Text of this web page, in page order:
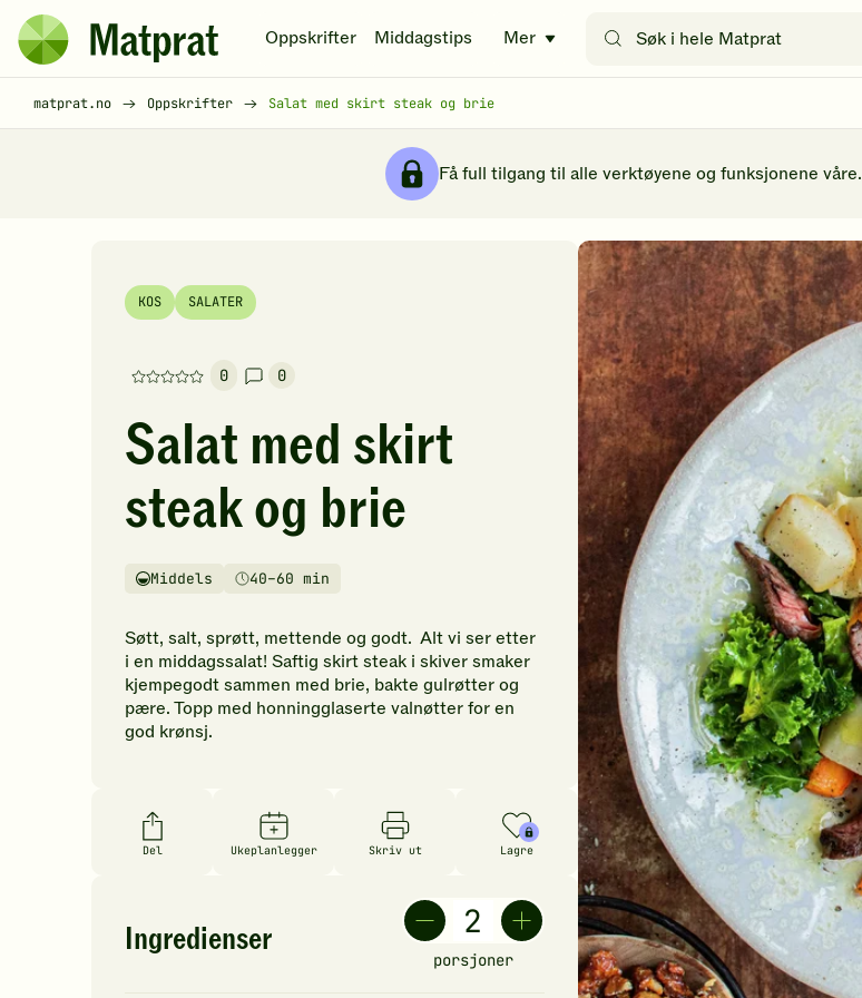
Hopp til hovedinnhold
Matprat
hjemmeside
Oppskrifter Middagstips Mer
etter
matprat.no Oppskrifter Salat med skirt steak og brie
Få full tilgang til alle verktøyene og funksjonene våre.
KOS SALATER
0
Denne
har
foreløpig
ingen
vurderinger.
Bli
første
å
vurdere
denne
oppskriften.
0
Salat med skirt
steak og brie
Vanskelighetsgrad
Middels
Tilberedningstid40–60 min
Søtt, salt, sprøtt, mettende og godt. Alt vi ser etter
i en middagssalat! Saftig skirt steak i skiver smaker
kjempegodt sammen med brie, bakte gulrøtter og
pære. Topp med honningglaserte valnøtter for en
god krønsj.
Del Ukeplanlegger Skriv ut Lagre
Ingredienser
porsjoner